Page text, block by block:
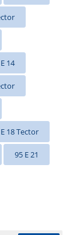
14
18 Tector
95 E 21